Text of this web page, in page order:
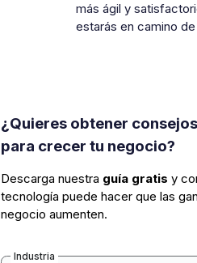
más ágil y
estarás en camino
¿Quieres obtener
para crecer tu negocio?
Descarga nuestra guía gratis y
tecnología puede hacer que las
negocio aumenten.
Industria